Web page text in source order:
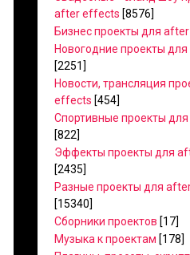
after effects [8576]
Бизнес проекты для
Новогодние проекты
[2251]
Новости, трансляция
effects [454]
Спортивные проекты
[822]
Эффекты проекты для
[2435]
Разные проекты для
[15340]
Сборники проектов [17]
Музыка к проектам [178]